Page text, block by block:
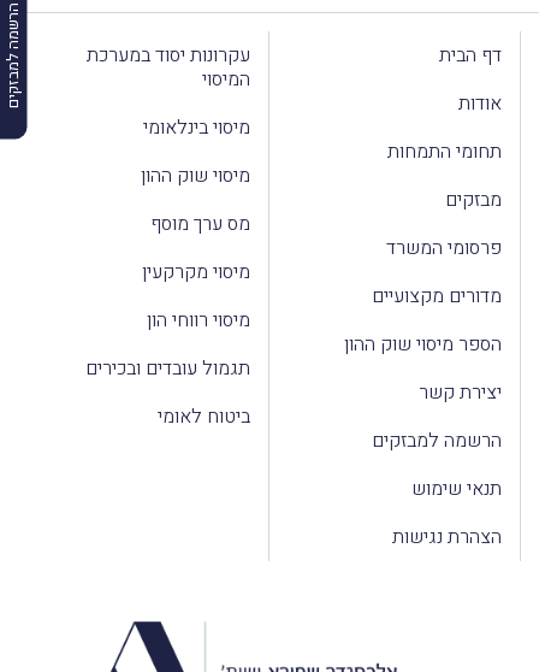
הרשמה למבזקים
דף הבית
אודות
תחומי התמחות
מבזקים
פרסומי המשרד
מדורים מקצועיים
הספר מיסוי שוק ההון
יצירת קשר
הרשמה למבזקים
תנאי שימוש
הצהרת נגישות
עקרונות יסוד במערכת
המיסוי
מיסוי בינלאומי
מיסוי שוק ההון
מס ערך מוסף
מיסוי מקרקעין
מיסוי רווחי הון
תגמול עובדים ובכירים
ביטוח לאומי